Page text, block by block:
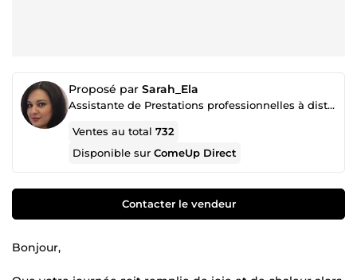
Proposé par Sarah_Ela
Assistante de Prestations professionnelles à distance
Ventes au total732
Disponible surComeUp Direct
Contacter le vendeur
Bonjour,